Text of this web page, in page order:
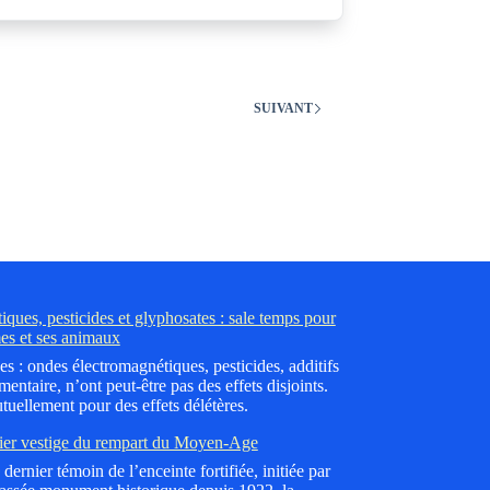
SUIVANT
pesticides et glyphosates : sale temps pour
et ses animaux
: ondes électromagnétiques, pesticides, additifs
n’ont peut-être pas des effets disjoints.
pour des effets délétères.
vestige du rempart du Moyen-Age
témoin de l’enceinte fortifiée, initiée par